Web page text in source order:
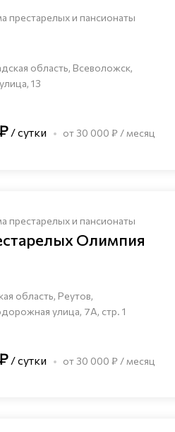
престарелых и пансионаты
область, Всеволожск,
13
/ сутки от 30 000 ₽ / месяц
престарелых и пансионаты
Олимпия
область, Реутов,
улица, 7А, стр. 1
/ сутки от 30 000 ₽ / месяц